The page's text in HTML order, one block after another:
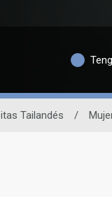
Tailandés /